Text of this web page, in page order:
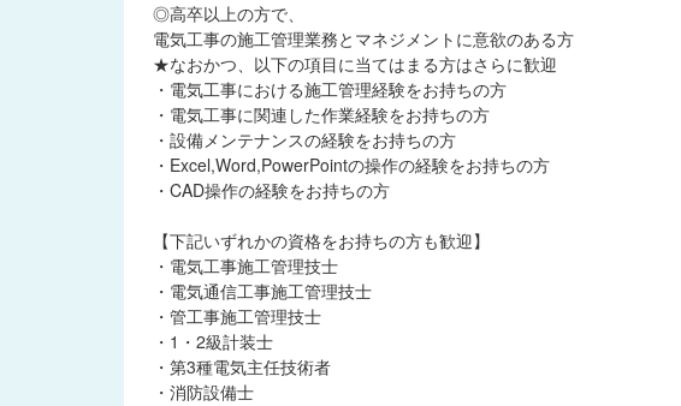
◎高卒以上の方で、
電気工事の施工管理業務とマネジメントに意欲のある方
★なおかつ、以下の項目に当てはまる方はさらに歓迎
・電気工事における施工管理経験をお持ちの方
・電気工事に関連した作業経験をお持ちの方
・設備メンテナンスの経験をお持ちの方
・Excel,Word,PowerPointの操作の経験をお持ちの方
・CAD操作の経験をお持ちの方
【下記いずれかの資格をお持ちの方も歓迎】
・電気工事施工管理技士
・電気通信工事施工管理技士
・管工事施工管理技士
・1・2級計装士
・第3種電気主任技術者
・消防設備士